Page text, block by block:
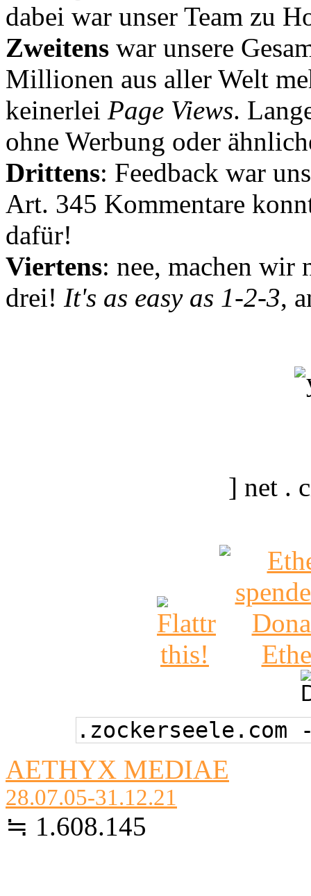
dabei war unser Team zu
Zweitens war unsere
Millionen aus aller Welt
keinerlei Page Views.
ohne Werbung oder
Drittens: Feedback war
Art. 345 Kommentare
dafür!
Viertens: nee, machen wir
drei! It's as easy as 1-2-3,
] net .
AETHYX MEDIAE
28.07.05-31.12.21
≒ 1.608.145